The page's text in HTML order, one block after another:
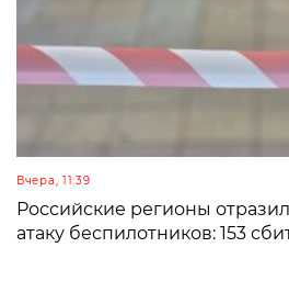
Вчера, 11:39
Российские регионы
атаку беспилотников: 153